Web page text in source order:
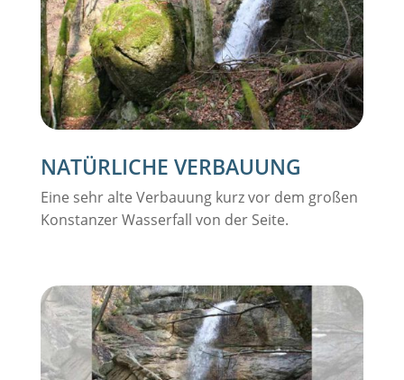
NATÜRLICHE VERBAUUNG
Eine sehr alte Verbauung kurz vor dem großen
Konstanzer Wasserfall von der Seite.